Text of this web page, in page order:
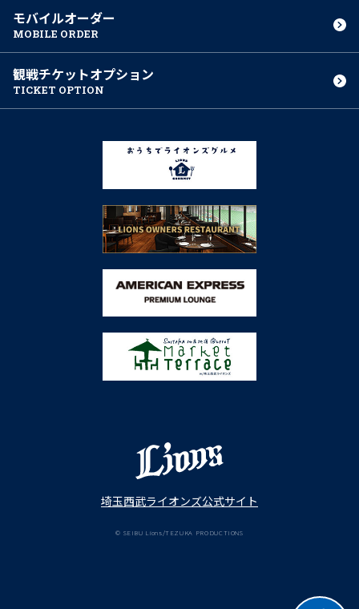
モバイルオーダー
MOBILE ORDER
観戦チケットオプション
TICKET OPTION
埼玉西武ライオンズ公式サイト
© SEIBU Lions/TEZUKA PRODUCTIONS